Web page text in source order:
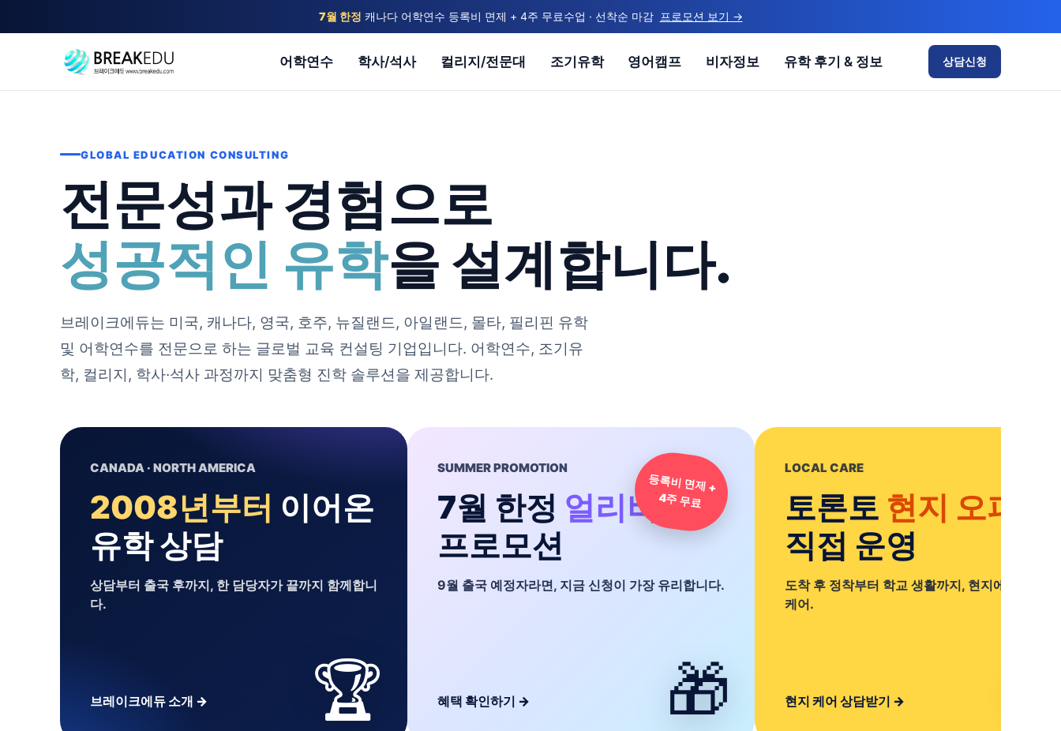
7월 한정 캐나다 어학연수 등록비 면제 + 4주 무료수업 · 선착순 마감 프로모션 보기 →
어학연수 학사/석사 컬리지/전문대 조기유학 영어캠프 비자정보 유학 후기 & 정보 상담신청
GLOBAL EDUCATION CONSULTING
전문성과 경험으로
성공적인 유학을 설계합니다.
브레이크에듀는 미국, 캐나다, 영국, 호주, 뉴질랜드, 아일랜드, 몰타, 필리핀 유학
및 어학연수를 전문으로 하는 글로벌 교육 컨설팅 기업입니다. 어학연수, 조기유
학, 컬리지, 학사·석사 과정까지 맞춤형 진학 솔루션을 제공합니다.
SUMMER PROMOTION
7월 한정얼리버드
프로모션
9월 출국 예정자라면, 지금 신청이 가장 유리합니다.
4주 무료
🎁
혜택 확인하기 →
LOCAL CARE
토론토현지 오피스
직접 운영
도착 후 정착부터 학교 생활까지, 현지에서 이어지는
🍁
현지 케어 상담받기
SUCCESS STORIES
+3,200누적 상담
고객의 꿈이 증거입
니다
후기 보러가기→